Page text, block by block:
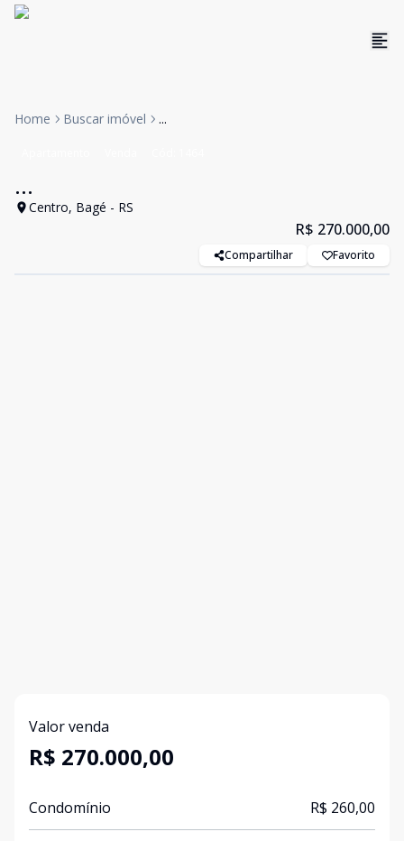
Home Buscar imóvel ...
...
Centro, Bagé - RS
R$ 270.000,00
Compartilhar Favorito
Valor venda
R$ 270.000,00
Condomínio R$ 260,00